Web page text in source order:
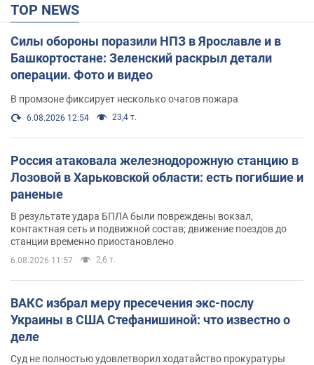
TOP NEWS
Силы обороны поразили НПЗ в Ярославле и в
Башкортостане: Зеленский раскрыл детали
операции. Фото и видео
В промзоне фиксирует несколько очагов пожара
6.08.2026 12:54 23,4 т.
Россия атаковала железнодорожную станцию в
Лозовой в Харьковской области: есть погибшие и
раненые
В результате удара БПЛА были повреждены вокзал,
контактная сеть и подвижной состав; движение поездов до
станции временно приостановлено
6.08.2026 11:57 2,6 т.
ВАКС избрал меру пресечения экс-послу
Украины в США Стефанишиной: что известно о
деле
Суд не полностью удовлетворил ходатайство прокуратуры